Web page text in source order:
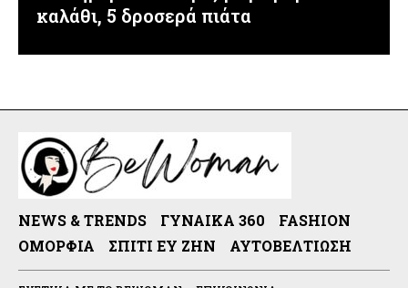
καλάθι, 5 δροσερά πιάτα
NEWS & TRENDS ΓΥΝΑΊΚΑ 360
FASHION
ΟΜΟΡΦΙΆ
ΣΠΊΤΙ ΕΥ ΖΗΝ ΑΥΤΟΒΕΛΤΊΩΣΗ